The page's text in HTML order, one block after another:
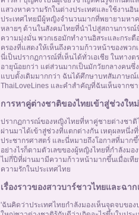
แสวงหาความรักในต่างประเทศและใช้งานอิ
ประเทศไทยมีผู้หญิงจำนวนมากที่พยายามหา
หลายๆ ด้านในสังคมไทยที่นำไปสู่สถานการ
ความมุ่งมั่น พวกเธอมักทำงานอิสระและกระ
ครองที่แสดงให้เห็นถึงความก้าวหน้าของพวก
นี่เป็นปรากฏการณ์ที่เห็นได้ทั่วเอเชีย ในทาง
อายุน้อยกว่า แต่ส่วนมากเป็นมักวัยกลางคน
แบบดั้งเดิมมากกว่า ฉันได้ศึกษาบทสัมภาษณ์
ThaiLoveLines และคำสำคัญที่ฉันเห็นจากช
การหาคู่ต่างชาติของไทยเข้าสู่ช่วงให
ปรากฏการณ์ของหญิงไทยที่หาคู่ชายต่างชาติ
ผ่านมาได้เข้าสู่ช่วงที่แตกต่างกัน เหตุผลหนึ่
ประชากรศาสตร์ และนี่หมายถึงโอกาสที่มาก
อย่างไรก็ตามตัวเลขของผู้หญิงไทยที่กำลังมอ
ไม่กี่ปีที่ผ่านมามีความก้าวหน้ามากขึ้นเมื่อเที
ความรักในประเทศไทย
เรื่องราวของสาวบาร์ชาวไทยและฉา
'ฉันคิดว่าประเทศไทยกำลังมองเห็นจุดจบขอ